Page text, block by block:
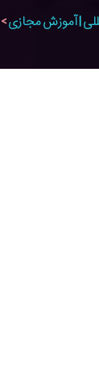
| آموزش مجازی>